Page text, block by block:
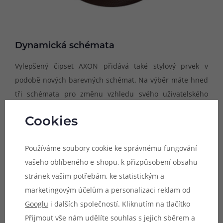
Dynamická schémata
Vylepšený čipset AXON přidává také stylový prvek v
podobě nových barevných schémat. Na výběr máte hned
tři schémata pro změnu vzhledu svého uživatelského
potahování. Díky této funkci získáte ještě větší kontrolu
ho přesně svým představám.
Cookies
Používáme soubory cookie ke správnému fungování
vašeho oblíbeného e-shopu, k přizpůsobení obsahu
stránek vašim potřebám, ke statistickým a
marketingovým účelům a personalizaci reklam od
Googlu i dalších společností. Kliknutím na tlačítko
Přijmout vše nám udělíte souhlas s jejich sběrem a